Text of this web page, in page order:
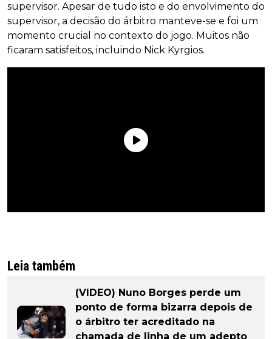
supervisor. Apesar de tudo isto e do envolvimento do
supervisor, a decisão do árbitro manteve-se e foi um
momento crucial no contexto do jogo. Muitos não
ficaram satisfeitos, incluindo Nick Kyrgios.
Leia também
(VIDEO) Nuno Borges perde um
ponto de forma bizarra depois de
o árbitro ter acreditado na
chamada de linha de um adepto